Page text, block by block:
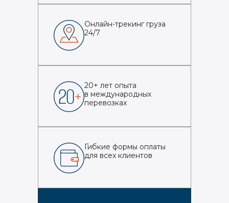
Онлайн-трекинг груза
24/7
20+ лет опыта
в международных
перевозках
Гибкие формы оплаты
для всех клиентов